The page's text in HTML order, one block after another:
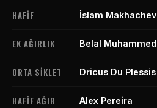
HAFIF İslam Makhachev
EK AĞIRLIK Belal Muhammed
ORTA SIKLET Dricus Du Plessis
HAFIF AĞIR Alex Pereira